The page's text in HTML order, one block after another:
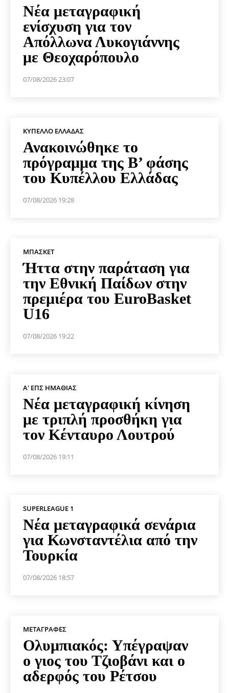
Νέα μεταγραφική
ενίσχυση για τον
Απόλλωνα Λυκογιάννης
με Θεοχαρόπουλο
07/08/2026 23:07
ΚΎΠΕΛΛΟ ΕΛΛΆΔΑΣ
Ανακοινώθηκε το
πρόγραμμα της Β’ φάσης
του Κυπέλλου Ελλάδας
07/08/2026 19:28
ΜΠΆΣΚΕΤ
Ήττα στην παράταση για
την Εθνική Παίδων στην
πρεμιέρα του EuroBasket
U16
07/08/2026 19:22
Α' ΕΠΣ ΗΜΑΘΊΑΣ
Νέα μεταγραφική κίνηση
με τριπλή προσθήκη για
τον Κένταυρο Λουτρού
07/08/2026 19:11
SUPERLEAGUE 1
Νέα μεταγραφικά σενάρια
για Κωνσταντέλια από την
Τουρκία
07/08/2026 18:57
ΜΕΤΑΓΡΑΦΈΣ
Ολυμπιακός: Υπέγραψαν
ο γιος του Τζιοβάνι και ο
αδερφός του Ρέτσου